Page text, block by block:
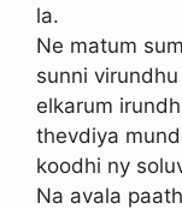
la.
Ne matum
sunni
elkarum
thevdiya
koodhi ny
Na avala